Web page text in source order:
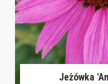
Jeżówka